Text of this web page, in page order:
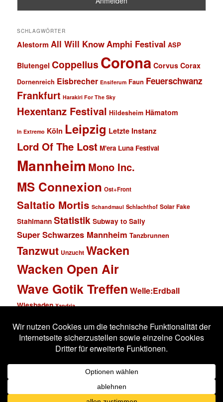
SCHLAGWÖRTER
Alestorm All Will KnowAmphi Festival ASP
Blutengel Coppelius Corona Corvus Corax
Dornenreich Eisbrecher Ensiferum Faun Feuerschwanz
Frankfurt Harakiri For The Sky
Hexentanz Festival Hildesheim Hämatom
In Extremo Köln Leipzig Letzte Instanz
Lord Of The Lost M'era Luna Festival
Mannheim Mono Inc.
MS Connexion Ost+Front
Saltatio Mortis Schandmaul Schlachthof Solar Fake
Stahlmann Statistik Subway to Sally
Super Schwarzes Mannheim Tanzbrunnen
Tanzwut Unzucht Wacken
Wacken Open Air
Wave Gotik Treffen Welle:Erdball
Wiesbaden Xandria
Impressum
Stolz präsentiert von WordPress